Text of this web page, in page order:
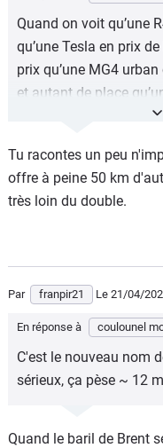
Quand on voit qu’une
qu’une Tesla en prix
prix qu’une MG4
et autant de place
qu’un Duster hybride ,
Tu racontes un peu
offre à peine 50 km
très loin du double.
Par franpir21 Le 21/04/
En réponse à coulounel
C'est le nouveau nom
sérieux, ça pèse ~ 12
Quand le baril de Brent